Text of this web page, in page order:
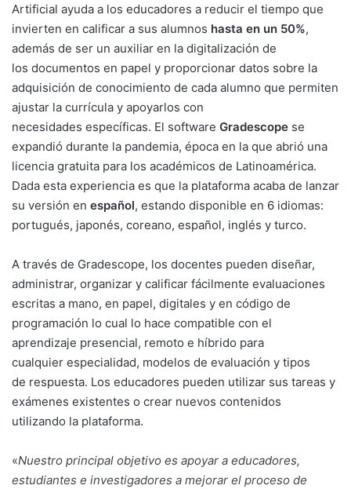
Artificial ayuda a los educadores a reducir el tiempo que
invierten en calificar a sus alumnos hasta en un 50%,
además de ser un auxiliar en la digitalización de
los documentos en papel y proporcionar datos sobre la
adquisición de conocimiento de cada alumno que permiten
ajustar la currícula y apoyarlos con
necesidades específicas. El software Gradescope se
expandió durante la pandemia, época en la que abrió una
licencia gratuita para los académicos de Latinoamérica.
Dada esta experiencia es que la plataforma acaba de lanzar
su versión en español, estando disponible en 6 idiomas:
portugués, japonés, coreano, español, inglés y turco.
A través de Gradescope, los docentes pueden diseñar,
administrar, organizar y calificar fácilmente evaluaciones
escritas a mano, en papel, digitales y en código de
programación lo cual lo hace compatible con el
aprendizaje presencial, remoto e híbrido para
cualquier especialidad, modelos de evaluación y tipos
de respuesta. Los educadores pueden utilizar sus tareas y
exámenes existentes o crear nuevos contenidos
utilizando la plataforma.
«Nuestro principal objetivo es apoyar a educadores,
estudiantes e investigadores a mejorar el proceso de